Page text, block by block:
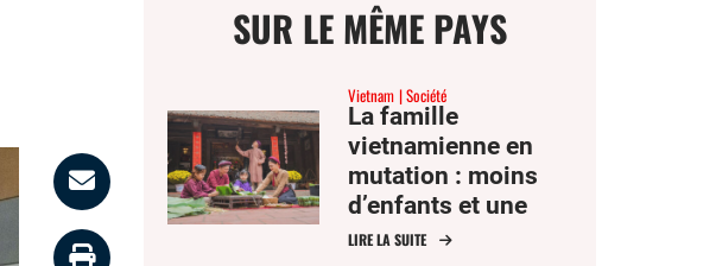
Partage
email
Imprimer
SUR LE MÊME PAYS
Vietnam Société
La famille
vietnamienne en
mutation : moins
d’enfants et une
plus grande
LIRE LA SUITE